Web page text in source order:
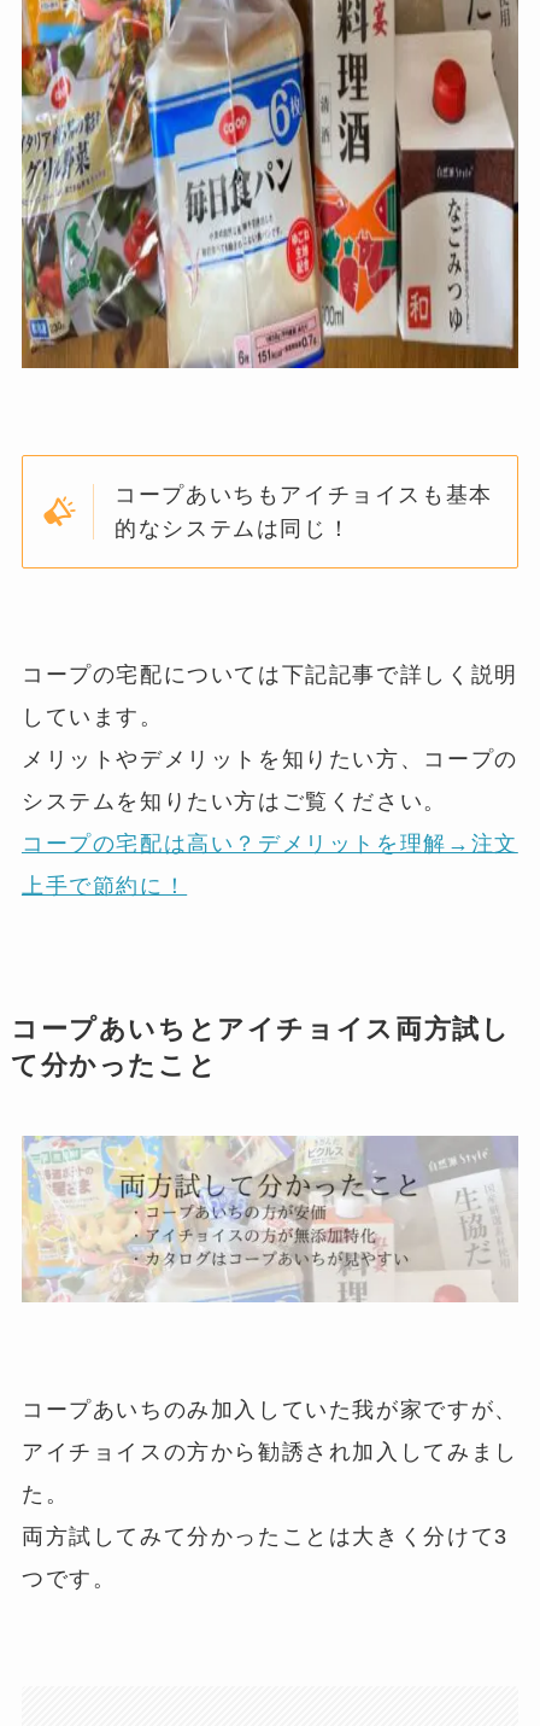
コープあいちもアイチョイスも基本
的なシステムは同じ！
コープの宅配については下記記事で詳しく説明
しています。
メリットやデメリットを知りたい方、コープの
システムを知りたい方はご覧ください。
コープの宅配は高い？デメリットを理解→注文
上手で節約に！
コープあいちとアイチョイス両方試し
て分かったこと
コープあいちのみ加入していた我が家ですが、
アイチョイスの方から勧誘され加入してみまし
た。
両方試してみて分かったことは大きく分けて3
つです。